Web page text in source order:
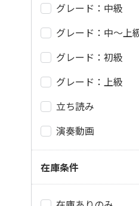
グレード：中級
グレード：中～上
グレード：初級
グレード：上級
立ち読み
演奏動画
在庫条件